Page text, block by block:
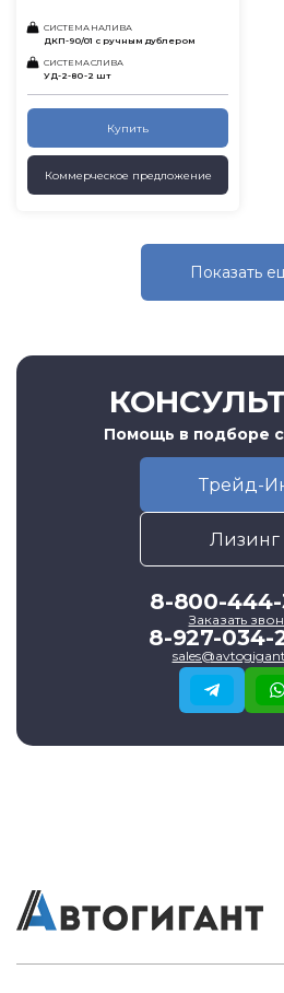
СИСТЕМА НАЛИВА
ДКП-90/01 с ручным дублером
СИСТЕМА СЛИВА
УД-2-80 -2 шт
Купить
Коммерческое предложение
Показать
Помощь в подборе
Трейд-
Лизинг
8-800-444-
Заказать
8-927-034-